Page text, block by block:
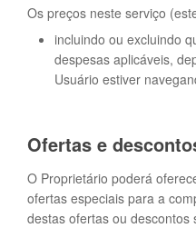
Os preços neste serviço
incluindo ou excluindo
despesas aplicáveis,
Usuário estiver
Ofertas e
O Proprietário poderá
ofertas especiais para a
destas ofertas ou